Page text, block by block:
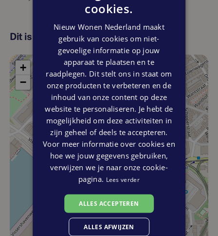
Dit is de locatie
+
−
cookies.
Nieuw Wonen Nederland maakt
gebruik van cookies om niet-
gevoelige informatie op jouw
apparaat te plaatsen en te
raadplegen. Dit stelt ons in staat om
onze producten te verbeteren en de
inhoud van onze content op deze
website te personaliseren. Je hebt de
mogelijkheid om deze activiteiten in
zijn geheel of deels te accepteren.
Voor meer informatie over cookies en
hoe we jouw gegevens gebruiken,
verwijzen we je naar onze cookie-
pagina. Lees verder
ALLES ACCEPTEREN
ALLES AFWIJZEN